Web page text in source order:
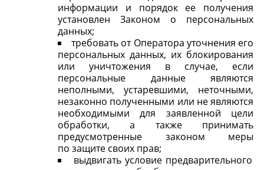
информации и порядок ее получения
установлен Законом о персональных
данных;
требовать от Оператора уточнения его
персональных данных, их блокирования
или уничтожения в случае, если
персональные данные являются
неполными, устаревшими, неточными,
незаконно полученными или не являются
необходимыми для заявленной цели
обработки, а также принимать
предусмотренные законом меры
по защите своих прав;
выдвигать условие предварительного